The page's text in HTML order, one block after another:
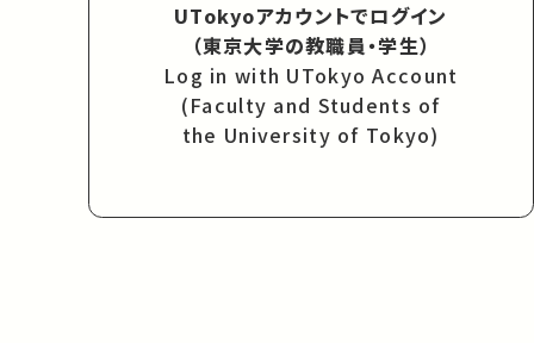
UTokyoアカウントでログイン
（東京大学の教職員・学生）
Log in with UTokyo Account
(Faculty and Students of
the University of Tokyo)